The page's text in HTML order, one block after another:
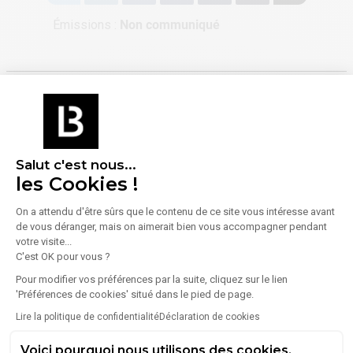
Salut c'est nous...
les Cookies !
On a attendu d'être sûrs que le contenu de ce site vous intéresse avant
de vous déranger, mais on aimerait bien vous accompagner pendant
votre visite...
C'est OK pour vous ?
Pour modifier vos préférences par la suite, cliquez sur le lien
'Préférences de cookies' situé dans le pied de page.
Lire la politique de confidentialitéDéclaration de cookies
Voici pourquoi nous utilisons des cookies.
À propos de l'agence
ENTERPRISE IMMOBILIER D’ENTREPRISE
(56Avis)
2 Rue Louis De Broglie
59260 Lezennes
Voir toutes les annonces de l'agence
Le réseau d'agences ENTERPRISE Immobilier